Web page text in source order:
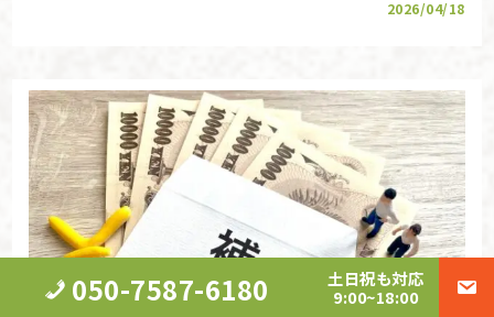
2026/04/18
050-7587-6180
土日祝も対応
9:00~18:00